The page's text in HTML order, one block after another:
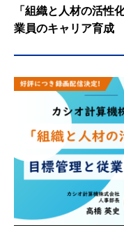
「組織と人材の活性
業員のキャリア育成